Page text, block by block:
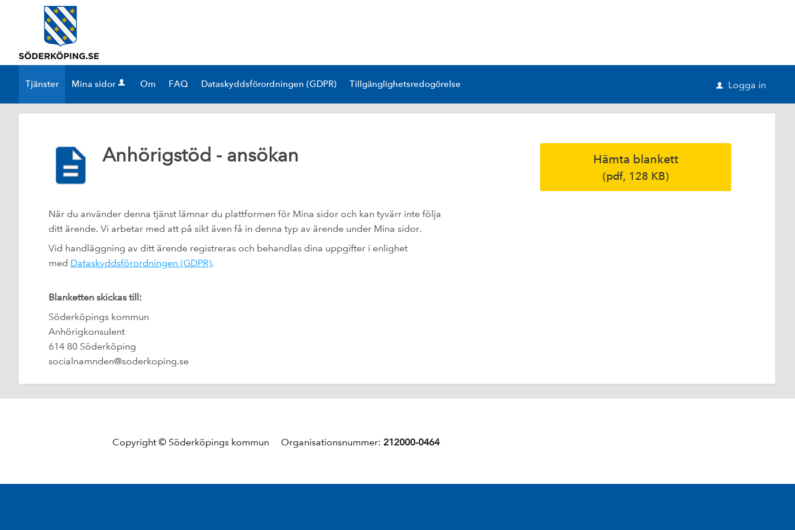
Välkommen
tjänster
kommun
Tjänster Mina sidor Om FAQ Dataskyddsförordningen (GDPR) Tillgänglighetsredogörelse u Logga in
Anhörigstöd - ansökan
När du använder denna tjänst lämnar du plattformen för Mina sidor och kan tyvärr inte följa
ditt ärende. Vi arbetar med att på sikt även få in denna typ av ärende under Mina sidor.
Vid handläggning av ditt ärende registreras och behandlas dina uppgifter i enlighet
med Dataskyddsförordningen (GDPR).
Blanketten skickas till:
Söderköpings kommun
Anhörigkonsulent
614 80 Söderköping
socialnamnden@soderkoping.se
Hämta blankett
(pdf, 128 KB)
Copyright © Söderköpings kommun Organisationsnummer: 212000-0464